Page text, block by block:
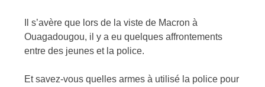
Il s’avère que lors de la viste de Macron à
Ouagadougou, il y a eu quelques affrontements
entre des jeunes et la police.
Et savez-vous quelles armes à utilisé la police pour